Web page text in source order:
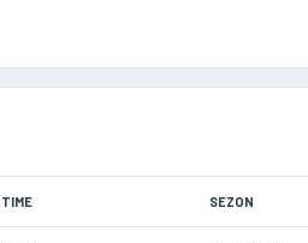
TIME SEZON